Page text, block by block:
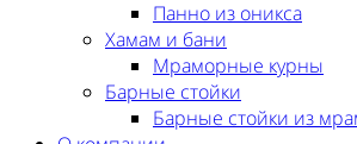
Панно из оникса
Хамам и бани
Мраморные курны
Барные стойки
Барные стойки из